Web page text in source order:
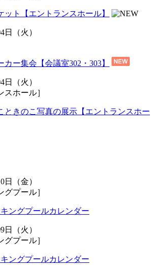
ット【エントランスホール】
日（火）
カー集会【会議室302・303】
日（火）
スホール］
ときのこ写真の展示【エントランスホー
日（金）
グプール］
ングプールカレンダー
日（火）
グプール］
ングプールカレンダー